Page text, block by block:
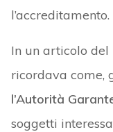
l’accreditamento.
In un articolo
ricordava come,
l’Autorità
soggetti